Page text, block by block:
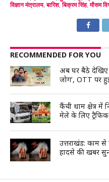
विज्ञान मंत्रालय,बारिश,बिक्रम सिंह,मौसम
RECOMMENDED FOR YOU
अब घर बैठे देखिए
जोग’, OTT पर
कैंची धाम क्षेत्र में
मेले के लिए ट्रैफिक
उत्तराखंड: काम से
हादसे की खबर सुन